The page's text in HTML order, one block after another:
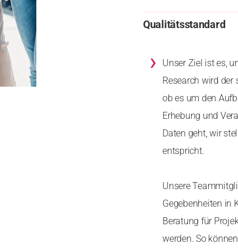
Qualitätsstandard
›
Unser Ziel ist es,
Research wird der
ob es um den
Erhebung und
Daten geht, wir
entspricht.
Unsere
Gegebenheiten in
Beratung für
werden. So